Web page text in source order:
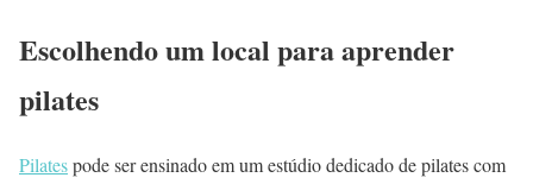
Escolhendo um local para aprender
pilates
Pilatespode ser ensinado em um estúdio dedicado de pilates com